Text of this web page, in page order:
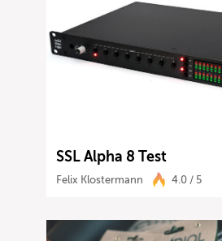
SSL Alpha 8 Test
Felix Klostermann 4.0 / 5